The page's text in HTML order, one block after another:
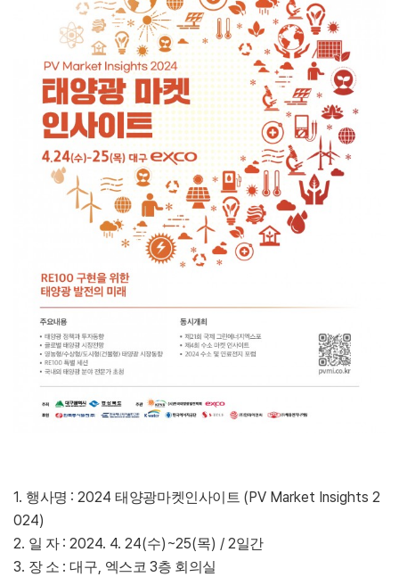
1. 행사명 : 2024태양광마켓인사이트 (PV Market Insights 2
024)
2. 일 자 : 2024. 4. 24(수)~25(목) / 2일간
3. 장 소 :대구, 엑스코 3층 회의실